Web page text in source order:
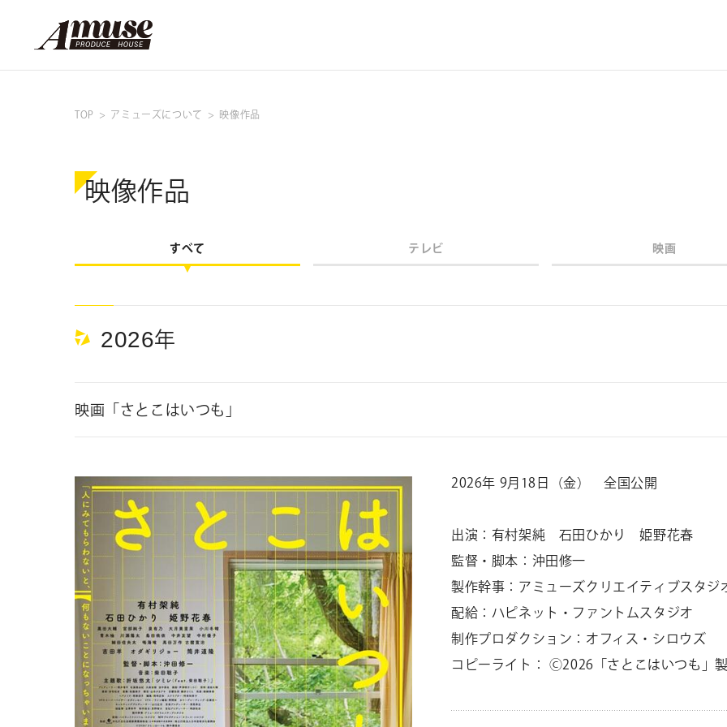
個人のお客様
Amuse Solution
TOP アミューズについて 映像作品
カテゴリ 年代
映像作品
すべて テレビ 映画
2026年
映画「さとこはいつも」
2026年 9月18日（金） 全国公開
出演：有村架純 石田ひかり 姫野花春
監督・脚本：沖田修一
製作幹事：アミューズクリエイティブスタジ
配給：ハピネット・ファントムスタジオ
制作プロダクション：オフィス・シロウズ
コピーライト： Ⓒ2026「さとこはいつも」